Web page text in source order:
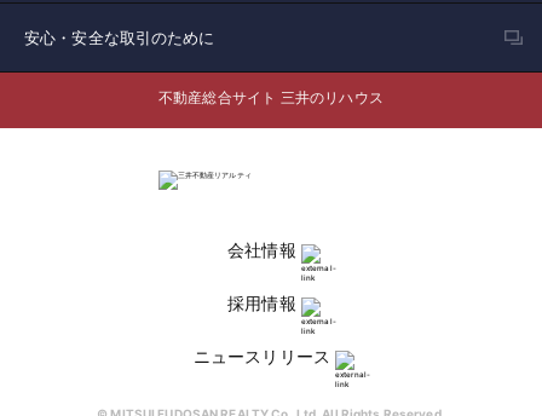
安心・安全な取引のために
不動産総合サイト 三井のリハウス
会社情報
採用情報
ニュースリリース